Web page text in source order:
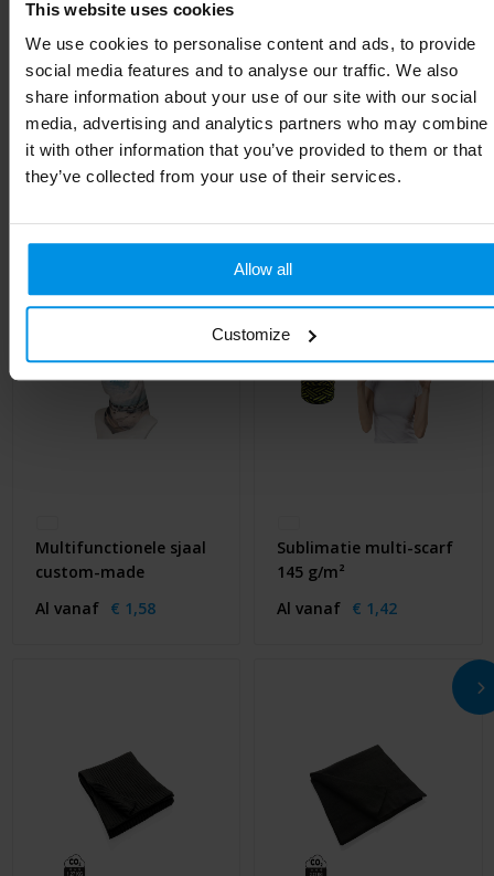
This website uses cookies
We use cookies to personalise content and ads, to provide
social media features and to analyse our traffic. We also
share information about your use of our site with our social
media, advertising and analytics partners who may combine
it with other information that you’ve provided to them or that
they’ve collected from your use of their services.
Allow all
Customize
Breedte
Lengte 24 cm
Gerelateerde producten
Multifunctionele sjaal
custom-made
Al vanaf € 1,58
Sublimatie multi-scarf
145 g/m²
Al vanaf € 1,42